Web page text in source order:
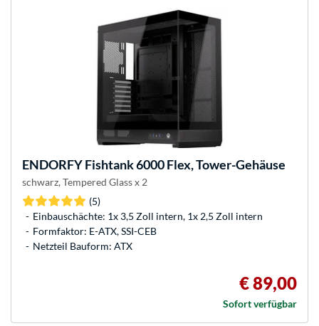
ENDORFYFishtank 6000 Flex, Tower-Gehäuse
schwarz, Tempered Glass x 2
(5)
Einbauschächte: 1x 3,5 Zoll intern, 1x 2,5 Zoll intern
Formfaktor: E-ATX, SSI-CEB
Netzteil Bauform: ATX
€ 89,00
Sofort verfügbar